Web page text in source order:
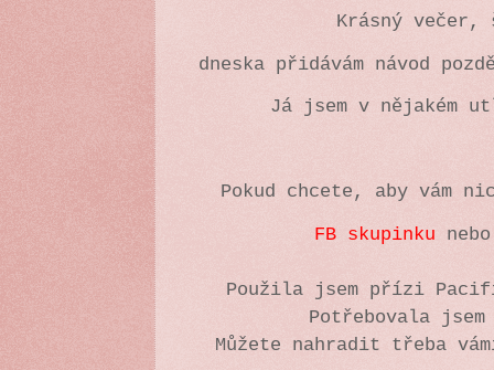
Krásný
dneska přidávám návod
Já jsem v nějakém
Pokud chcete, aby vám
FB skupinku
Použila jsem přízi
Potřebovala
Můžete nahradit třeba